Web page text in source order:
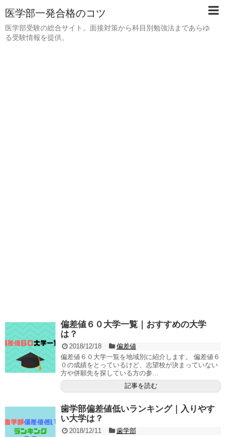
医学部一発合格のコツ
医学部受験の総合サイト。面接対策から科目別勉強法まであらゆ
る受験情報を提供。
偏差値６０大学一覧｜おすすめの大学
は？
2018/12/18
偏差値
偏差値６０大学一覧を地域別に紹介します。 偏差値６
０の成績をとっているけど、志望校が決まっていない
方や併願先を探している方の参...
記事を読む
歯学部偏差値低いランキング｜入りやす
い大学は？
2018/12/11
歯学部